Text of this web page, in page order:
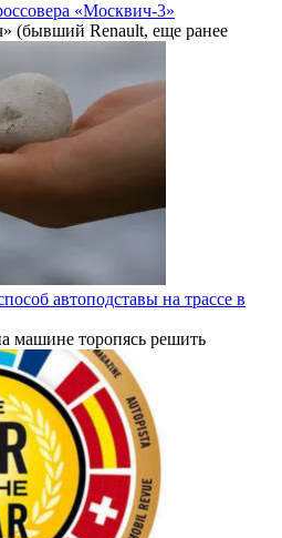
«Москвич-3»
(бывший Renault, еще ранее
автоподставы на трассе в
машине торопясь решить